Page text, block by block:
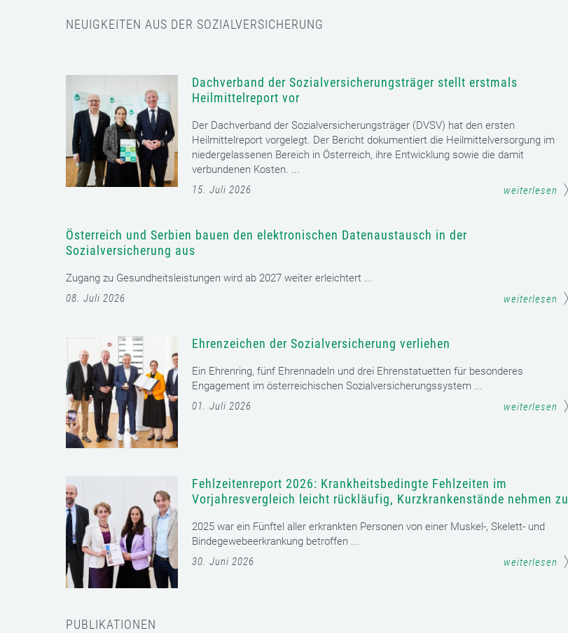
NEUIGKEITEN AUS DER SOZIALVERSICHERUNG
Dachverband der Sozialversicherungsträger stellt erstmals
Heilmittelreport vor
Der Dachverband der Sozialversicherungsträger (DVSV) hat den ersten
Heilmittelreport vorgelegt. Der Bericht dokumentiert die Heilmittelversorgung im
niedergelassenen Bereich in Österreich, ihre Entwicklung sowie die damit
verbundenen Kosten. ...
15. Juli 2026
weiterlesen
Österreich und Serbien bauen den elektronischen Datenaustausch in der
Sozialversicherung aus
Zugang zu Gesundheitsleistungen wird ab 2027 weiter erleichtert ...
08. Juli 2026
weiterlesen
Ehrenzeichen der Sozialversicherung verliehen
Ein Ehrenring, fünf Ehrennadeln und drei Ehrenstatuetten für besonderes
Engagement im österreichischen Sozialversicherungssystem ...
01. Juli 2026
weiterlesen
Fehlzeitenreport 2026: Krankheitsbedingte Fehlzeiten im
Vorjahresvergleich leicht rückläufig, Kurzkrankenstände nehmen zu
2025 war ein Fünftel aller erkrankten Personen von einer Muskel-, Skelett- und
Bindegewebeerkrankung betroffen ...
30. Juni 2026
weiterlesen
PUBLIKATIONEN